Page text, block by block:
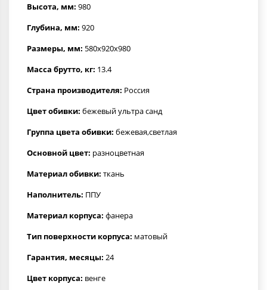
Высота, мм: 980
Глубина, мм: 920
Размеры, мм: 580x920x980
Масса брутто, кг: 13.4
Страна производителя: Россия
Цвет обивки: бежевый ультра санд
Группа цвета обивки: бежевая,светлая
Основной цвет: разноцветная
Материал обивки: ткань
Наполнитель: ППУ
Материал корпуса: фанера
Тип поверхности корпуса: матовый
Гарантия, месяцы: 24
Цвет корпуса: венге